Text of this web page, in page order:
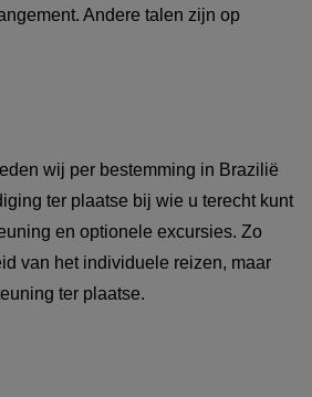
prijs per persoon verschilt
reist, met twee personen of
4 personen boekt.
Andere talen zijn op
wij per bestemming in Brazilië
ter plaatse bij wie u terecht kunt
en optionele excursies. Zo
van het individuele reizen, maar
ter plaatse.